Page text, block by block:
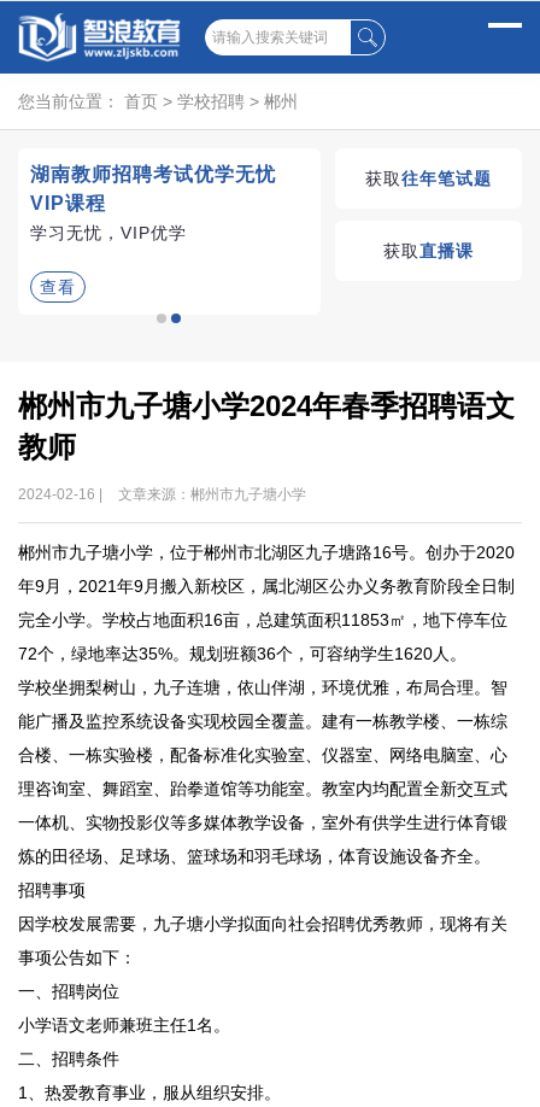
您当前位置： 首页 > 学校招聘 > 郴州
湖南教师招聘考试优学无忧
VIP课程
学习无忧，VIP优学
查看
获取往年笔试题
获取直播课
郴州市九子塘小学2024年春季招聘语文
教师
2024-02-16 | 文章来源：郴州市九子塘小学
郴州市九子塘小学，位于郴州市北湖区九子塘路16号。创办于2020
年9月，2021年9月搬入新校区，属北湖区公办义务教育阶段全日制
完全小学。学校占地面积16亩，总建筑面积11853㎡，地下停车位
72个，绿地率达35%。规划班额36个，可容纳学生1620人。
学校坐拥梨树山，九子连塘，依山伴湖，环境优雅，布局合理。智
能广播及监控系统设备实现校园全覆盖。建有一栋教学楼、一栋综
合楼、一栋实验楼，配备标准化实验室、仪器室、网络电脑室、心
理咨询室、舞蹈室、跆拳道馆等功能室。教室内均配置全新交互式
一体机、实物投影仪等多媒体教学设备，室外有供学生进行体育锻
炼的田径场、足球场、篮球场和羽毛球场，体育设施设备齐全。
招聘事项
因学校发展需要，九子塘小学拟面向社会招聘优秀教师，现将有关
事项公告如下：
一、招聘岗位
小学语文老师兼班主任1名。
二、招聘条件
1、热爱教育事业，服从组织安排。